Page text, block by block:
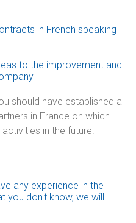
in French speaking
to the improvement and
should have established a
in France on which
in the future.
any experience in the
you don't know, we will